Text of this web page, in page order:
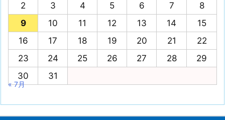
2
3 4 5 6 7
8
9
10 11 12 13 14
15
16
17 18 19 20 21
22
23
24 25 26 27 28
29
30
31
« 7月